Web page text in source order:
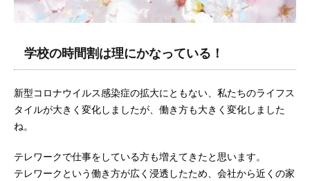
学校の時間割は理にかなっている！
新型コロナウイルス感染症の拡大にともない、私たちのライフス
タイルが大きく変化しましたが、働き方も大きく変化しました
ね。
テレワークで仕事をしている方も増えてきたと思います。
テレワークという働き方が広く浸透したため、会社から近くの家